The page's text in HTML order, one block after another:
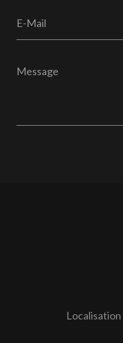
E-Mail
Message
Localisation